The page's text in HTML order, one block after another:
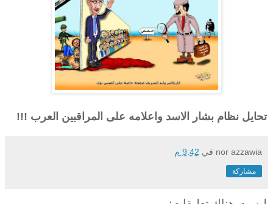
تحايل نظام بشار الاسد واعلامه على المراقبين العرب !!!
nor azzawia في 9:42 م
مشاركة